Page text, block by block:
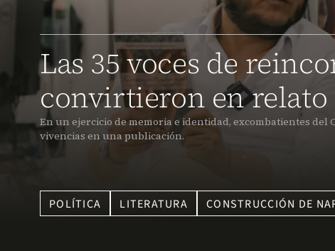
Las 35 voces de
convirtieron en relato
En un ejercicio de memoria e identidad, excombatientes del
vivencias en una publicación.
POLÍTICA LITERATURA CONSTRUCCIÓN DE